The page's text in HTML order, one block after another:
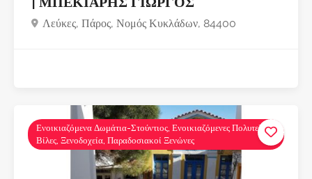
Λεύκες, Πάρος, Νομός Κυκλάδων, 84400
Ενοικιαζόμενα Δωμάτια-Στούντιος, Ενοικιαζόμενες Πολυτελείς
Βίλες, Ξενοδοχεία, Παραδοσιακοί Ξενώνες